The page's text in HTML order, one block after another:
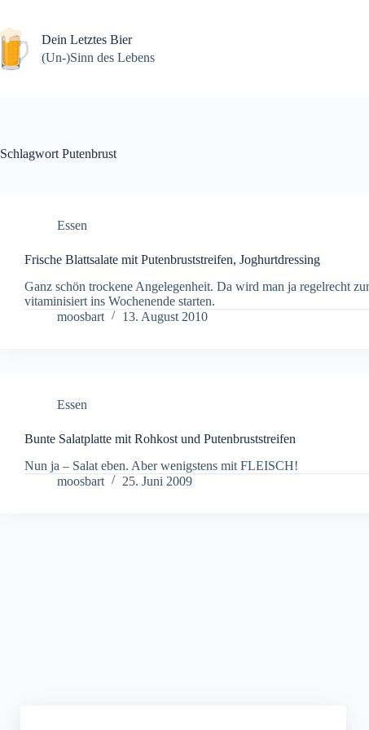
springenDein Letztes Bier
(Un-)Sinn des Lebens
Schlagwort Putenbrust
Essen
Frische Blattsalate mit Putenbruststreifen, Joghurtdressing
Ganz schön trockene Angelegenheit. Da wird man ja regelrecht
vitaminisiert ins Wochenende starten.
moosbart
13. August 2010
Essen
Bunte Salatplatte mit Rohkost und Putenbruststreifen
Nun ja – Salat eben. Aber wenigstens mit FLEISCH!
moosbart
25. Juni 2009